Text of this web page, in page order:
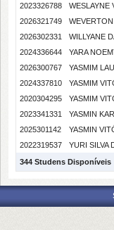
2023326788
WESLAYNE
2026321749
2026302331
WILLYANE
2024336644
YARA
2026300767
YASMIM
2024337810
YASMIM
2020304295
YASMIM
2023341331
YASMIN
2025301142
YASMIN
2022319537
YURI SILVA
344 Studens Disponíveis